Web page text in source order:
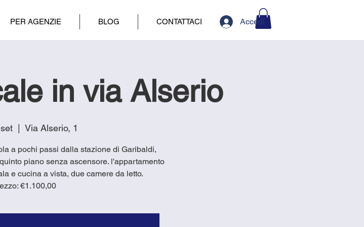
PER AGENZIE BLOG CONTATTACI Accedi
in via Alserio
  |
Via Alserio, 1
a pochi passi dalla stazione di Garibaldi,
piano senza ascensore. l'appartamento
e cucina a vista, due camere da letto.
€1.100,00